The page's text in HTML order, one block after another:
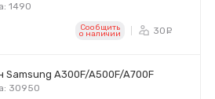
1490
Сообщить
o наличии 30
Samsung A300F/A500F/A700F
30950